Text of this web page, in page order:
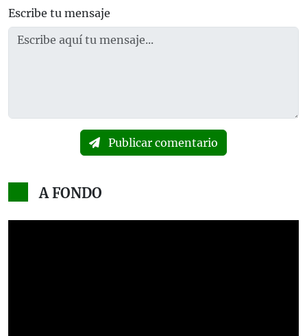
Escribe tu mensaje
Publicar comentario
A FONDO